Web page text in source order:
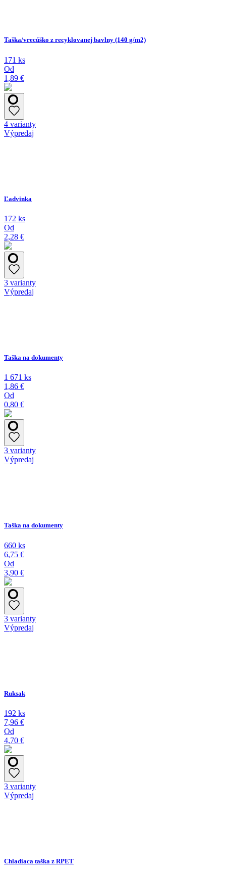
Taška/vrecúško z recyklovanej bavlny (140 g/m2)
171 ks
Od
1,89 €
4 varianty
Výpredaj
Ľadvinka
172 ks
Od
2,28 €
3 varianty
Výpredaj
Taška na dokumenty
1 671 ks
1,86 €
Od
0,80 €
3 varianty
Výpredaj
Taška na dokumenty
660 ks
6,75 €
Od
3,90 €
3 varianty
Výpredaj
Ruksak
192 ks
7,96 €
Od
4,70 €
3 varianty
Výpredaj
Chladiaca taška z RPET